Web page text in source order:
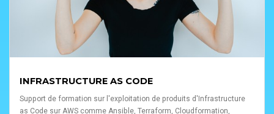
INFRASTRUCTURE AS CODE
Support de formation sur l'exploitation de produits d'Infrastructure
as Code sur AWS comme Ansible, Terraform, Cloudformation,